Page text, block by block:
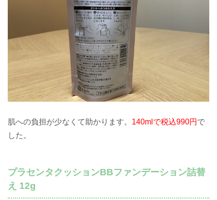
肌への負担が少なくて助かります。 140mlで税込990円 で
した。
プラセンタクッションBBファンデーション詰替
え 12g